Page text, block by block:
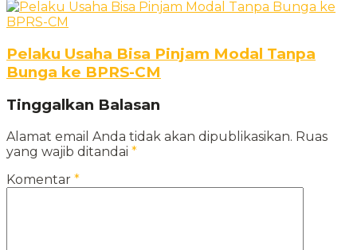
Pelaku Usaha Bisa Pinjam Modal Tanpa
Bunga ke BPRS-CM
Tinggalkan Balasan
Alamat email Anda tidak akan dipublikasikan. Ruas
yang wajib ditandai *
Komentar *